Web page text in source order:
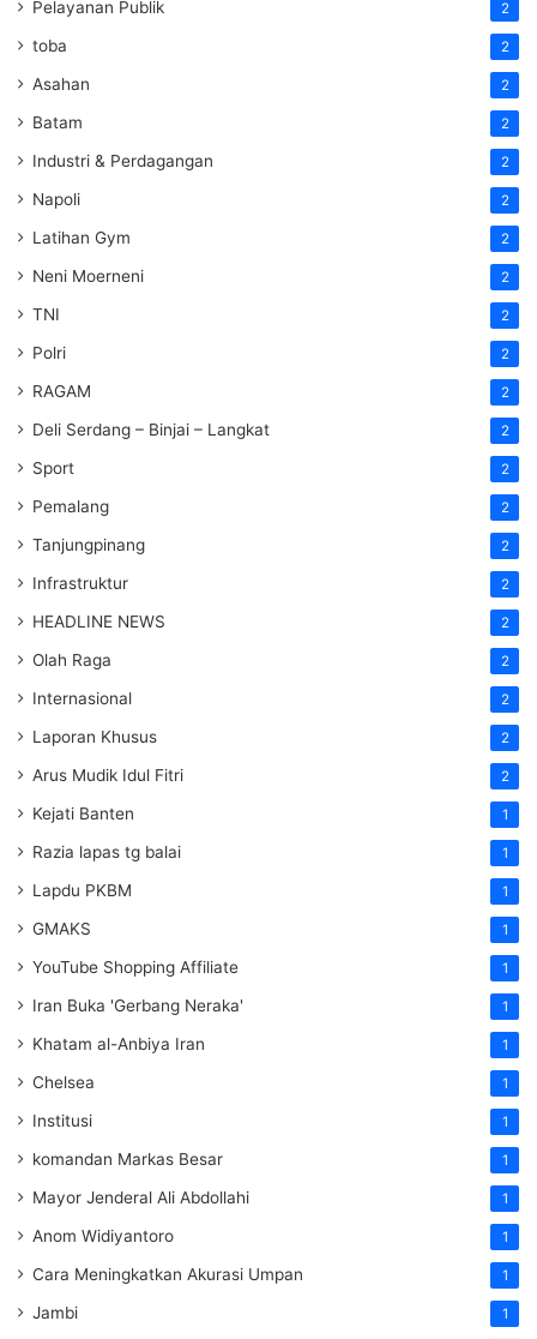
Pelayanan Publik 2
toba 2
Asahan 2
Batam 2
Industri & Perdagangan 2
Napoli 2
Latihan Gym 2
Neni Moerneni 2
TNI 2
Polri 2
RAGAM 2
Deli Serdang – Binjai – Langkat 2
Sport 2
Pemalang 2
Tanjungpinang 2
Infrastruktur 2
HEADLINE NEWS 2
Olah Raga 2
Internasional 2
Laporan Khusus 2
Arus Mudik Idul Fitri 2
Kejati Banten 1
Razia lapas tg balai 1
Lapdu PKBM 1
GMAKS 1
YouTube Shopping Affiliate 1
Iran Buka 'Gerbang Neraka' 1
Khatam al-Anbiya Iran 1
Chelsea 1
Institusi 1
komandan Markas Besar 1
Mayor Jenderal Ali Abdollahi 1
Anom Widiyantoro 1
Cara Meningkatkan Akurasi Umpan 1
Jambi 1